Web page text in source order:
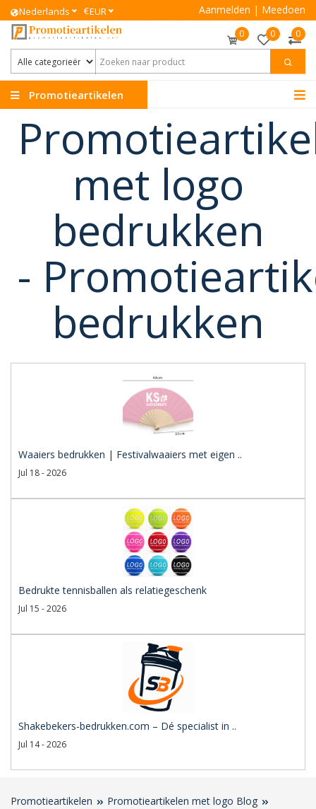
Nederlands €EUR Aanmelden | Meedoen
0 0 0
Promotieartikelen
met logo
bedrukken
-
bedrukken
Waaiers bedrukken | Festivalwaaiers met eigen ..
Jul 18 - 2026
Bedrukte tennisballen als relatiegeschenk
Jul 15 - 2026
Shakebekers-bedrukken.com – Dé specialist in ..
Jul 14 - 2026
Promotieartikelen
Promotieartikelen met logo Blog